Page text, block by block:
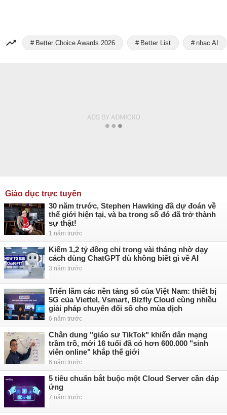
Better Choice Awards 2026 Better List nhạc AI
Giáo dục trực tuyến
30 năm trước, Stephen Hawking đã dự đoán về
thế giới hiện tại, và ba trong số đó đã trở thành
sự thật!
1 năm trước
Kiếm 1,2 tỷ đồng chỉ trong vài tháng nhờ dạy
cách dùng ChatGPT dù không biết gì về AI
3 năm trước
Triển lãm các nền tảng số của Việt Nam: thiết bị
5G của Viettel, Vsmart, Bizfly Cloud cùng nhiều
giải pháp chuyển đổi số cho mùa dịch
6 năm trước
Chân dung "giáo sư TikTok" khiến dân mạng
trầm trồ, mới 16 tuổi đã có hơn 600.000 "sinh
viên online" khắp thế giới
6 năm trước
5 tiêu chuẩn bắt buộc một Cloud Server cần đáp
ứng
7 năm trước